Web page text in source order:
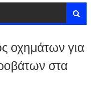
οχημάτων για
στα